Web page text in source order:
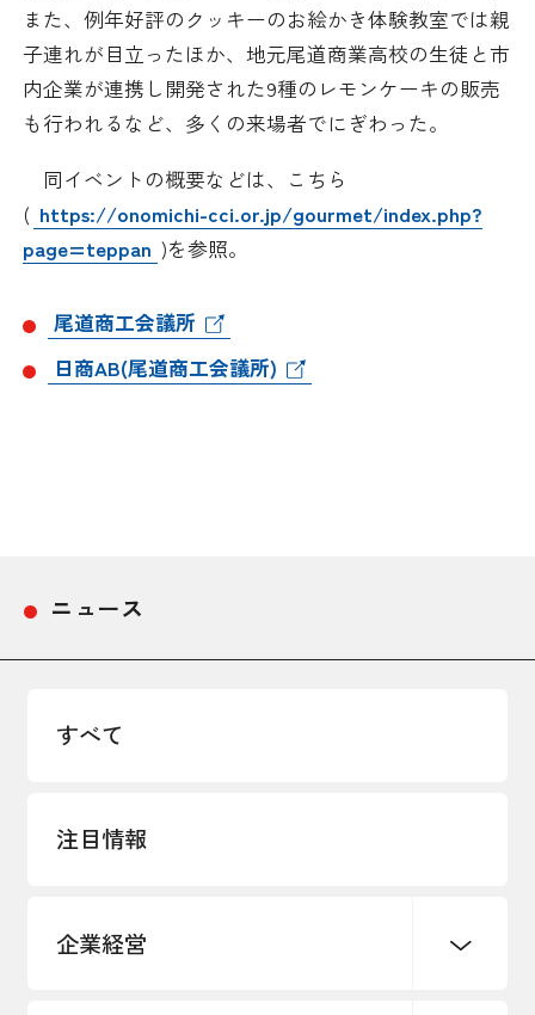
アクセス
所信
また、例年好評のクッキーのお絵かき体験教室では親
子連れが目立ったほか、地元尾道商業高校の生徒と市
内企業が連携し開発された9種のレモンケーキの販売
も行われるなど、多くの来場者でにぎわった。
同イベントの概要などは、こちら
( https://onomichi-cci.or.jp/gourmet/index.php?
page=teppan )を参照。
尾道商工会議所
日商AB(尾道商工会議所)
ニュース
すべて
注目情報
企業経営